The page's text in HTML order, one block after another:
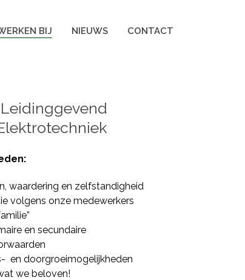
BIJ NIEUWS CONTACT
waardering en zelfstandigheid
volgens onze medewerkers
en secundaire
en doorgroeimogelijkheden
we beloven!